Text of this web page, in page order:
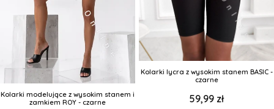
Kolarki modelujące z wysokim stanem i
zamkiem ROY - czarne
Kolarki lycra z wysokim stanem BASIC -
czarne
59,99 zł